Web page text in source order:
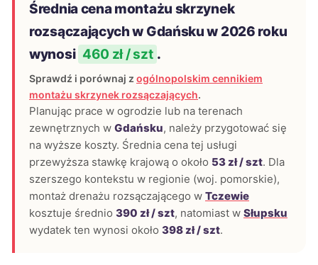
Średnia cena montażu skrzynek
rozsączających w Gdańsku w 2026 roku
wynosi 460 zł / szt .
Sprawdź i porównaj z ogólnopolskim cennikiem
montażu skrzynek rozsączających.
Planując prace w ogrodzie lub na terenach
zewnętrznych w Gdańsku, należy przygotować się
na wyższe koszty. Średnia cena tej usługi
przewyższa stawkę krajową o około 53 zł / szt. Dla
szerszego kontekstu w regionie (woj. pomorskie),
montaż drenażu rozsączającego w Tczewie
kosztuje średnio 390 zł / szt, natomiast w Słupsku
wydatek ten wynosi około 398 zł / szt.